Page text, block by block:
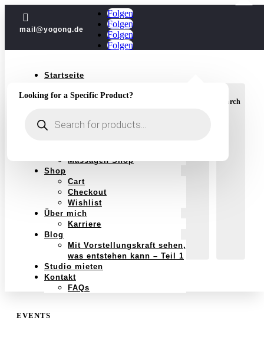

mail@yogong.de
Folgen
Folgen
Folgen
Folgen
Startseite
Jubiläum
Yoga im Jahreskreis
Massagen Shop
Shop
Cart
Checkout
Wishlist
Über mich
Karriere
Blog
Mit Vorstellungskraft sehen,
was entstehen kann – Teil 1
Studio mieten
Kontakt
FAQs
Search
Looking for a Specific Product?
search
EVENTS